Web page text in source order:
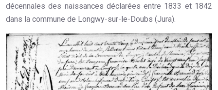
décennales des naissances déclarées entre 1833 et 1842
dans la commune de Longwy-sur-le-Doubs (Jura).